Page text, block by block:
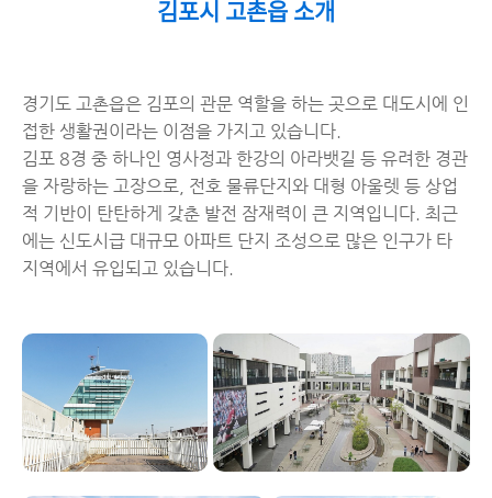
김포시 고촌읍 소개
경기도 고촌읍은 김포의 관문 역할을 하는 곳으로 대도시에 인
접한 생활권이라는 이점을 가지고 있습니다.
김포 8경 중 하나인 영사정과 한강의 아라뱃길 등 유려한 경관
을 자랑하는 고장으로, 전호 물류단지와 대형 아울렛 등 상업
적 기반이 탄탄하게 갖춘 발전 잠재력이 큰 지역입니다. 최근
에는 신도시급 대규모 아파트 단지 조성으로 많은 인구가 타
지역에서 유입되고 있습니다.